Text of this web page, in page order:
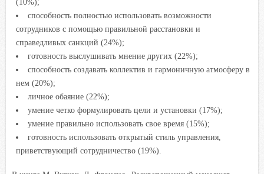
способность полностью использовать возможности
сотрудников с помощью правильной расстановки и
справедливых санкций (24%);
готовность выслушивать мнение других (22%);
способность создавать коллектив и гармоничную атмосферу в
нем (20%);
личное обаяние (22%);
умение четко формулировать цели и установки (17%);
умение правильно использовать свое время (15%);
готовность использовать открытый стиль управления,
приветствующий сотрудничество (19%).